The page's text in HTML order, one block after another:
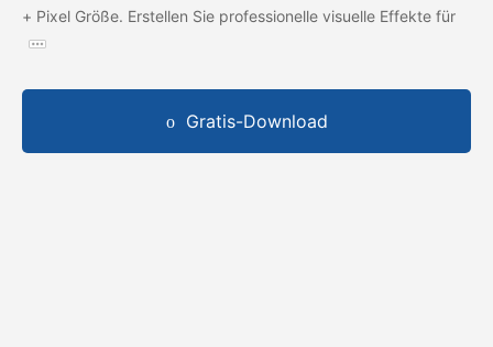
+ Pixel Größe. Erstellen Sie professionelle visuelle Effekte für
Gratis-Download